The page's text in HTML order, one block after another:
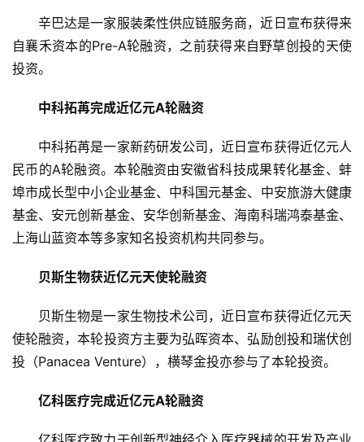
辛巴达是一家服装柔性供应链服务商，近日宣布获得来
自襄禾资本的Pre-A轮融资，之前获得来自野草创投的天使
投资。
中科拓苒完成近亿元A轮融资
中科拓苒是一家新药研发公司，近日宣布获得近亿元人
民币的A轮融资。本轮融资由安徽省科技成果转化基金、蚌
埠市成长型中小企业基金、中科国元基金、中安旅游大健康
基金、安元创新基金、安华创新基金、海南科瑞鸿泰基金、
上海山蓝资本等多家知名投资机构共同参与。
贝斯生物获近亿元天使轮融资
贝斯生物是一家生物技术公司，近日宣布获得近亿元天
使轮融资，本轮投资方主要为弘晖资本、弘励创投和瑞伏创
投（Panacea Venture），横琴金投亦参与了本轮投资。
亿科医疗完成近亿元A轮融资